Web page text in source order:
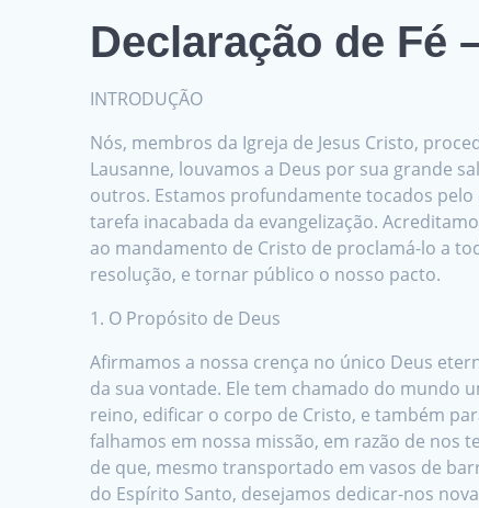
Declaração de Fé
INTRODUÇÃO
Nós, membros da Igreja de Jesus Cristo,
Lausanne, louvamos a Deus por sua grande
outros. Estamos profundamente tocados
tarefa inacabada da evangelização.
ao mandamento de Cristo de proclamá-lo a
resolução, e tornar público o nosso pacto.
1. O Propósito de Deus
Afirmamos a nossa crença no único Deus
da sua vontade. Ele tem chamado do mundo
reino, edificar o corpo de Cristo, e também
falhamos em nossa missão, em razão de
de que, mesmo transportado em vasos de
do Espírito Santo, desejamos dedicar-nos